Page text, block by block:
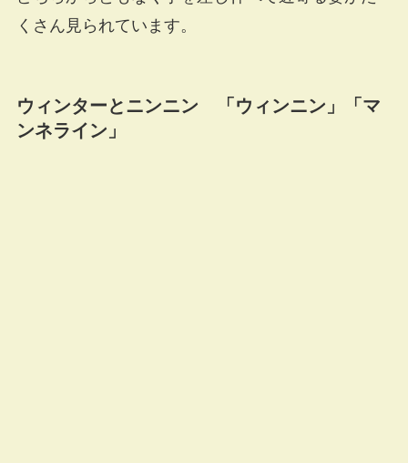
くさん見られています。
ウィンターとニンニン 「ウィンニン」「マ
ンネライン」